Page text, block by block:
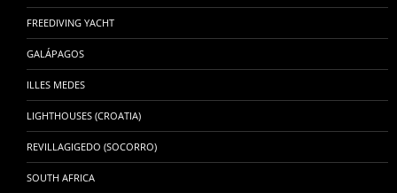
FREEDIVING YACHT
GALÁPAGOS
ILLES MEDES
LIGHTHOUSES (CROATIA)
REVILLAGIGEDO (SOCORRO)
SOUTH AFRICA